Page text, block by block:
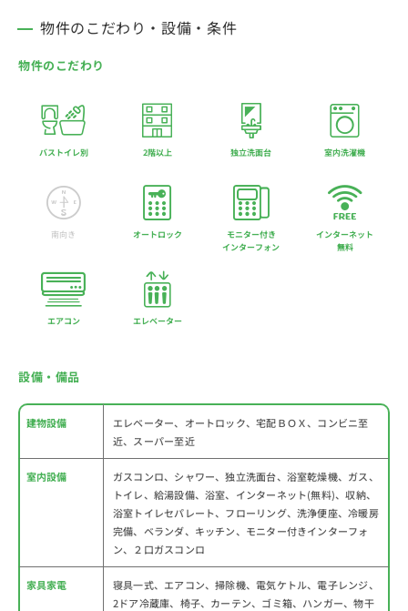
物件のこだわり・設備・条件
物件のこだわり
バストイレ別 2階以上 独立洗面台 室内洗濯機
南向き オートロック
モニター付き
インターフォン
インターネット
無料
エアコン エレベーター
設備・備品
建物設備
エレベーター、オートロック、宅配ＢＯＸ、コンビニ至
近、スーパー至近
室内設備
ガスコンロ、シャワー、独立洗面台、浴室乾燥機、ガス、
トイレ、給湯設備、浴室、インターネット(無料)、収納、
浴室トイレセパレート、フローリング、洗浄便座、冷暖房
完備、ベランダ、キッチン、モニター付きインターフォ
ン、２口ガスコンロ
家具家電
寝具一式、エアコン、掃除機、電気ケトル、電子レンジ、
2ドア冷蔵庫、椅子、カーテン、ゴミ箱、ハンガー、物干